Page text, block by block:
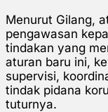
Menurut Gilang,
pengawasan
tindakan yang
aturan baru ini,
supervisi,
tindak pidana
tuturnya.